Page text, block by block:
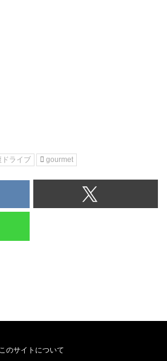
ライブ gourmet
このサイトについて